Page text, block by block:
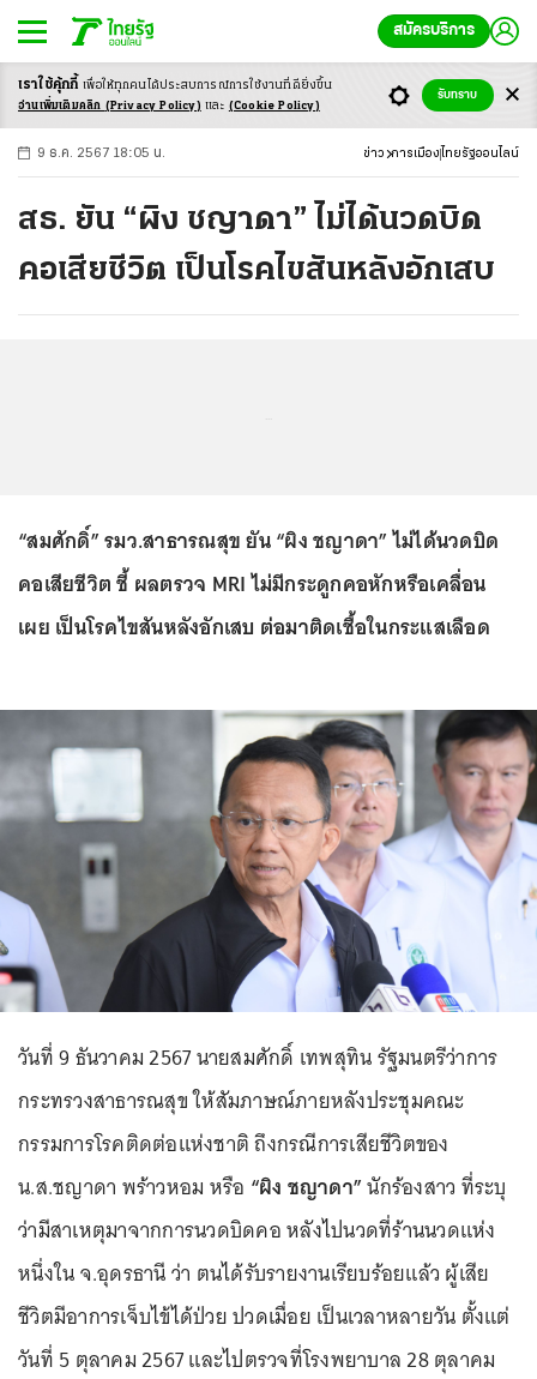
สมัครบริการ
-ก ก ก+
9 ธ.ค. 2567 18:05 น. ข่าว การเมือง ไทยรัฐออนไลน์
สธ. ยัน “ผิง ชญาดา” ไม่ได้นวดบิด
คอเสียชีวิต เป็นโรคไขสันหลังอักเสบ
“สมศักดิ์” รมว.สาธารณสุข ยัน “ผิง ชญาดา” ไม่ได้นวดบิด
คอเสียชีวิต ชี้ ผลตรวจ MRI ไม่มีกระดูกคอหักหรือเคลื่อน
เผย เป็นโรคไขสันหลังอักเสบ ต่อมาติดเชื้อในกระแสเลือด
วันที่ 9 ธันวาคม 2567 นายสมศักดิ์ เทพสุทิน รัฐมนตรีว่าการ
กระทรวงสาธารณสุข ให้สัมภาษณ์ภายหลังประชุมคณะ
กรรมการโรคติดต่อแห่งชาติ ถึงกรณีการเสียชีวิตของ
น.ส.ชญาดา พร้าวหอม หรือ “ผิง ชญาดา”นักร้องสาว ที่ระบุ
ว่ามีสาเหตุมาจากการนวดบิดคอ หลังไปนวดที่ร้านนวดแห่ง
หนึ่งใน จ.อุดรธานี ว่า ตนได้รับรายงานเรียบร้อยแล้ว ผู้เสีย
ชีวิตมีอาการเจ็บไข้ได้ป่วย ปวดเมื่อย เป็นเวลาหลายวัน ตั้งแต่
วันที่ 5 ตุลาคม 2567 และไปตรวจที่โรงพยาบาล 28 ตุลาคม
เราใช้คุ้กกี้ เพื่อให้ทุกคนได้ประสบการณ์การใช้งานที่ดียิ่งขึ้น
อ่านเพิ่มเติมคลิก (Privacy Policy) และ (Cookie Policy)
รับทราบ